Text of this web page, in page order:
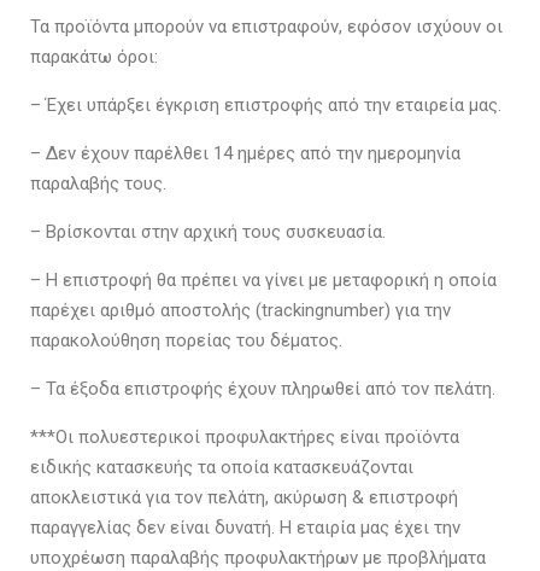
Τα προϊόντα μπορούν να επιστραφούν, εφόσον ισχύουν οι
παρακάτω όροι:
– Έχει υπάρξει έγκριση επιστροφής από την εταιρεία μας.
– Δεν έχουν παρέλθει 14 ημέρες από την ημερομηνία
παραλαβής τους.
– Βρίσκονται στην αρχική τους συσκευασία.
– Η επιστροφή θα πρέπει να γίνει με μεταφορική η οποία
παρέχει αριθμό αποστολής (trackingnumber) για την
παρακολούθηση πορείας του δέματος.
– Τα έξοδα επιστροφής έχουν πληρωθεί από τον πελάτη.
***Οι πολυεστερικοί προφυλακτήρες είναι προϊόντα
ειδικής κατασκευής τα οποία κατασκευάζονται
αποκλειστικά για τον πελάτη, ακύρωση & επιστροφή
παραγγελίας δεν είναι δυνατή. Η εταιρία μας έχει την
υποχρέωση παραλαβής προφυλακτήρων με προβλήματα